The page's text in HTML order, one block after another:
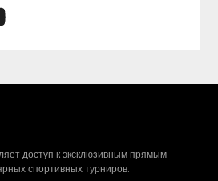
доступ к эксклюзивным прямым
спортивных турниров.